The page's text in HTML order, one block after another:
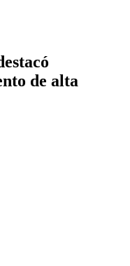
de alta